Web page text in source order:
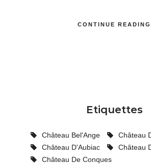
CONTINUE READING
Etiquettes
Château Bel'Ange
Château
Château D'Aubiac
Château
Château De Conques